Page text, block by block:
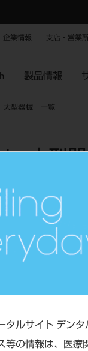
タルサイト デン
等の情報は、医療
企業情報 支店・営業所
製品情報
大型器械 一覧
| 大型
グから探す